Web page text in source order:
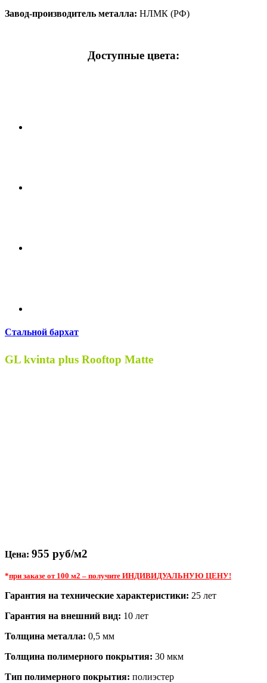
Завод-производитель металла: НЛМК (РФ)
Доступные цвета:
Стальной бархат
GL kvinta plus Rooftop Matte
Цена: 955 руб/м2
*при заказе от 100 м2 – получите ИНДИВИДУАЛЬНУЮ ЦЕНУ!
Гарантия на технические характеристики: 25 лет
Гарантия на внешний вид: 10 лет
Толщина металла: 0,5 мм
Толщина полимерного покрытия: 30 мкм
Тип полимерного покрытия: полиэстер